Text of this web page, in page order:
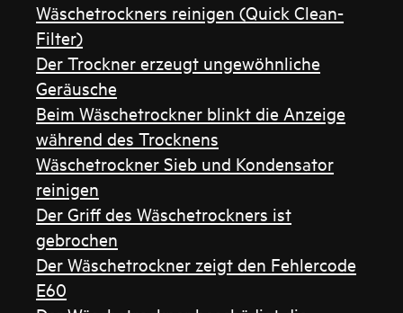
Wäschetrockners reinigen (Quick Clean-
Filter)
Der Trockner erzeugt ungewöhnliche
Geräusche
Beim Wäschetrockner blinkt die Anzeige
während des Trocknens
Wäschetrockner Sieb und Kondensator
reinigen
Der Griff des Wäschetrockners ist
gebrochen
Der Wäschetrockner zeigt den Fehlercode
E60